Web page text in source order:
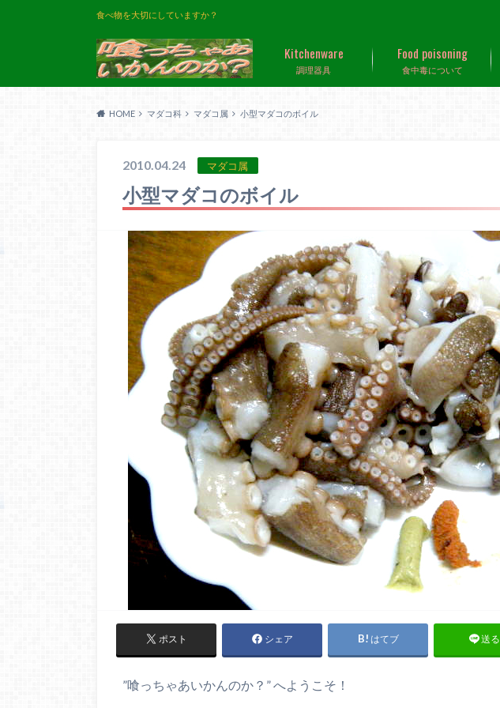
食べ物を大切にしていますか？
調理器具
Kitchenware
食中毒について
Food poisoning
HOME マダコ科 マダコ属 小型マダコのボイル
2010.04.24 マダコ属
小型マダコのボイル
ポスト シェア はてブ 送る
”喰っちゃあいかんのか？” へようこそ！